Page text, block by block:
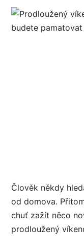
Člověk někdy
od domova.
chuť zažít něco
prodloužený